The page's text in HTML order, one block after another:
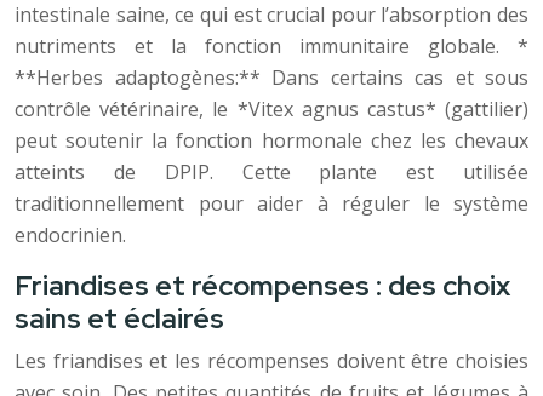
intestinale saine, ce qui est crucial pour l’absorption des
nutriments et la fonction immunitaire globale. *
**Herbes adaptogènes:** Dans certains cas et sous
contrôle vétérinaire, le *Vitex agnus castus* (gattilier)
peut soutenir la fonction hormonale chez les chevaux
atteints de DPIP. Cette plante est utilisée
traditionnellement pour aider à réguler le système
endocrinien.
Friandises et récompenses : des choix
sains et éclairés
Les friandises et les récompenses doivent être choisies